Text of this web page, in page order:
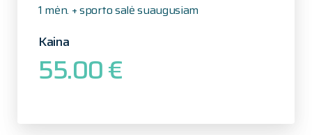
1 mėn. + sporto salė suaugusiam
Kaina
55.00 €